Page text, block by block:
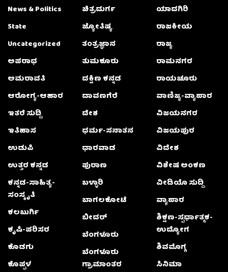
News & Politics
State
Uncategorized
ಅಪರಾಧ
ಅಮರಾವತಿ
ಆರೋಗ್ಯ-ಆಹಾರ
ಇತರೆ ಸುದ್ದಿ
ಇತಿಹಾಸ
ಉಡುಪಿ
ಉತ್ತರ ಕನ್ನಡ
ಕನ್ನಡ-ಸಾಹಿತ್ಯ-
ಸಂಸ್ಕೃತಿ
ಕಲಬುರ್ಗಿ
ಕೃಷಿ-ಪರಿಸರ
ಕೊಡಗು
ಕೊಪ್ಪಳ
ಚಿತ್ರದುರ್ಗ
ಜ್ಯೋತಿಷ್ಯ
ತಂತ್ರಜ್ಞಾನ
ತುಮಕೂರು
ದಕ್ಷಿಣ ಕನ್ನಡ
ದಾವಣಗೆರೆ
ದೇಶ
ಧರ್ಮ-ಸನಾತನ
ಧಾರವಾಡ
ಪುರಾಣ
ಬಳ್ಳಾರಿ
ಬಾಗಲಕೋಟೆ
ಬೀದರ್
ಬೆಂಗಳೂರು
ಬೆಂಗಳೂರು
ಗ್ರಾಮಾಂತರ
ಯಾದಗಿರಿ
ರಾಜಕೀಯ
ರಾಜ್ಯ
ರಾಮನಗರ
ರಾಯಚೂರು
ವಾಣಿಜ್ಯ-ವ್ಯಾಪಾರ
ವಿಜಯನಗರ
ವಿಜಯಪುರ
ವಿದೇಶ
ವಿಶೇಷ ಅಂಕಣ
ವೀಡಿಯೊ ಸುದ್ದಿ
ವ್ಯಾಪಾರ
ಶಿಕ್ಷಣ-ಸ್ಪರ್ಧಾತ್ಮಕ-
ಉದ್ಯೋಗ
ಶಿವಮೊಗ್ಗ
ಸಿನಿಮಾ